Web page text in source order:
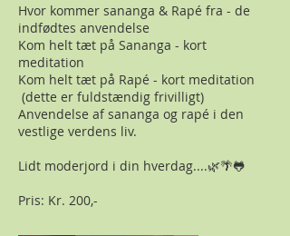
Hvor kommer sananga & Rapé fra - de
indfødtes anvendelse
Kom helt tæt på Sananga - kort
meditation
Kom helt tæt på Rapé - kort meditation
(dette er fuldstændig frivilligt)
Anvendelse af sananga og rapé i den
vestlige verdens liv.
Lidt moderjord i din hverdag....🌿🌴🐸
Pris: Kr. 200,-